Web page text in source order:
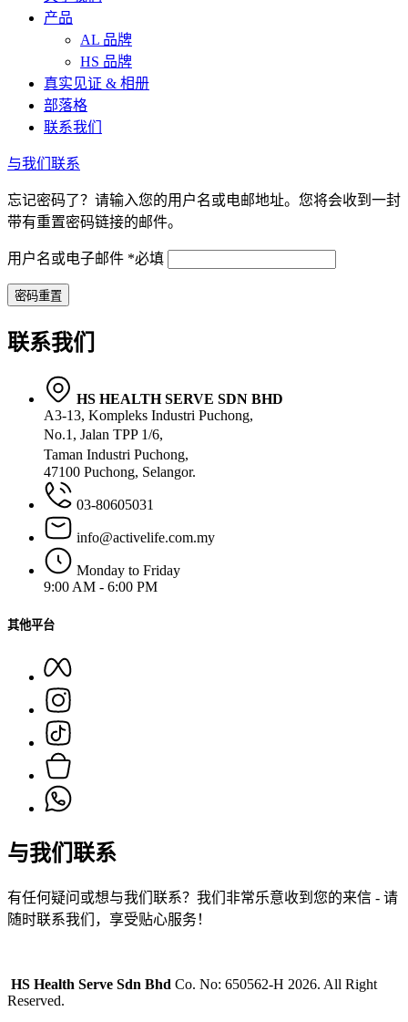
产品
AL 品牌
HS 品牌
真实见证 & 相册
部落格
联系我们
与我们联系
忘记密码了？请输入您的用户名或电邮地址。您将会收到一封
带有重置密码链接的邮件。
用户名或电子邮件 *必填
密码重置
联系我们
HS HEALTH SERVE SDN BHD
A3-13, Kompleks Industri Puchong,
No.1, Jalan TPP 1/6,
Taman Industri Puchong,
47100 Puchong, Selangor.
03-80605031
info@activelife.com.my
Monday to Friday
9:00 AM - 6:00 PM
其他平台
与我们联系
有任何疑问或想与我们联系？我们非常乐意收到您的来信 - 请
随时联系我们，享受贴心服务！
HS Health Serve Sdn Bhd Co. No: 650562-H 2026. All Right
Reserved.